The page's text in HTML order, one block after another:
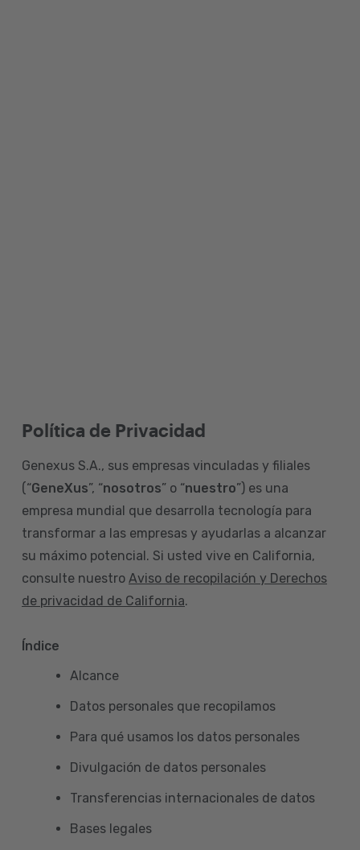
Política de Privacidad
Genexus S.A., sus empresas vinculadas y filiales
(“GeneXus”, “nosotros” o “nuestro”) es una
empresa mundial que desarrolla tecnología para
transformar a las empresas y ayudarlas a alcanzar
su máximo potencial. Si usted vive en California,
consulte nuestro Aviso de recopilación y Derechos
de privacidad de California.
Índice
Alcance
Datos personales que recopilamos
Para qué usamos los datos personales
Divulgación de datos personales
Transferencias internacionales de datos
Bases legales